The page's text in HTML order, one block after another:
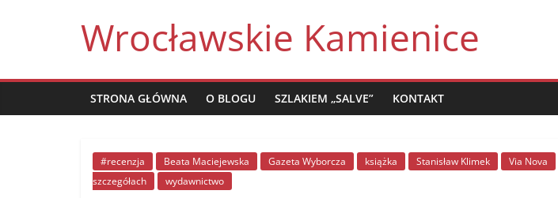
Wrocławskie Kamienice
STRONA GŁÓWNA O BLOGU SZLAKIEM „SALVE” KONTAKT
#recenzja Beata Maciejewska Gazeta Wyborcza książka Stanisław Klimek Via Nova
szczegółach
wydawnictwo